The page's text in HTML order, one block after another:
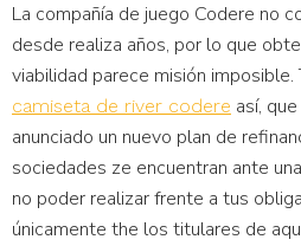
La compañía de juego Codere no
desde realiza años, por lo que
viabilidad parece misión imposible.
camiseta de river codere así,
anunciado un nuevo plan de
sociedades ze encuentran ante
no poder realizar frente a tus
únicamente the los titulares de